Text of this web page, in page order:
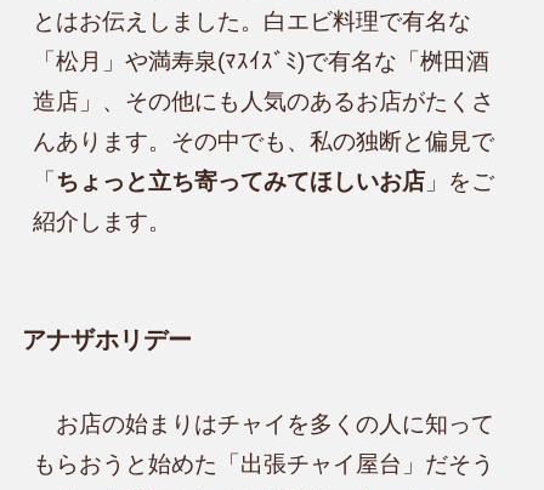
とはお伝えしました。白エビ料理で有名な
「松月」や満寿泉(ﾏｽｲｽﾞﾐ)で有名な「桝田酒
造店」、その他にも人気のあるお店がたくさ
んあります。その中でも、私の独断と偏見で
「ちょっと立ち寄ってみてほしいお店 」をご
紹介します。
アナザホリデー
お店の始まりはチャイを多くの人に知って
もらおうと始めた「出張チャイ屋台」だそう